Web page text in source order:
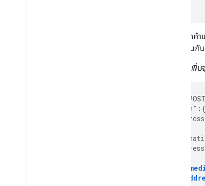
เนื่องจากค
จึงเหมือนกัน
หากคุณเพิ่ม
POST
"origin" :{